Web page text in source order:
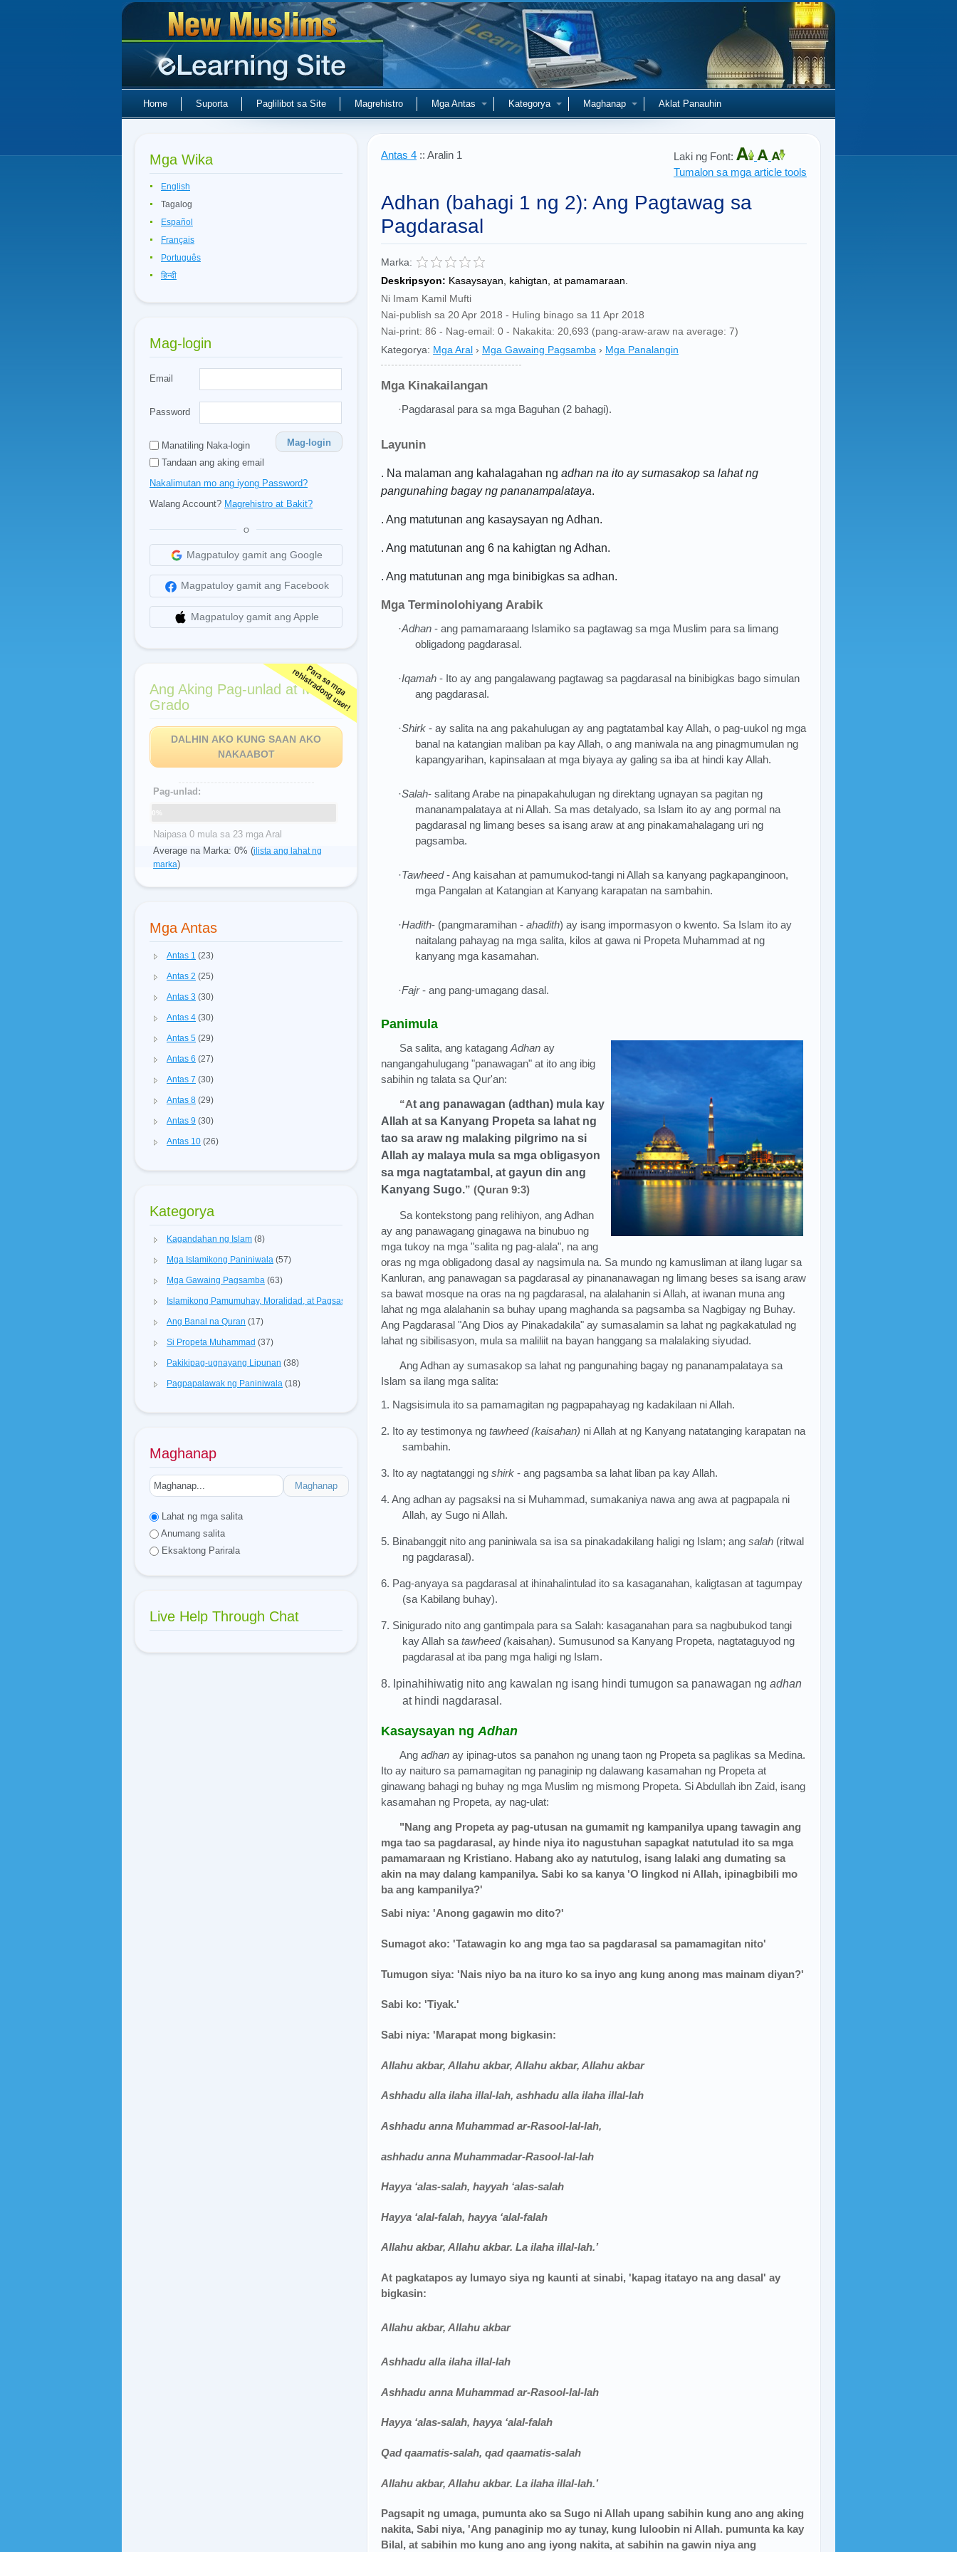
Home Suporta Paglilibot sa Site Magrehistro Mga Antas Kategorya Maghanap Aklat Panauhin
Mga Wika
English
Tagalog
Español
Français
Português
हिन्दी
Mag-login
Email
Password
Manatiling Naka-login
Mag-login
Tandaan ang aking email
Nakalimutan mo ang iyong Password?
Walang Account? Magrehistro at Bakit?
O
Magpatuloy gamit ang Google
Magpatuloy gamit ang Facebook
Magpatuloy gamit ang Apple
Ang Aking Pag-unlad at Mga
Grado
DALHIN AKO KUNG SAAN AKO
NAKAABOT
Pag-unlad:
0%
Naipasa 0 mula sa 23 mga Aral
Average na Marka: 0% (ilista ang lahat ng
marka)
Mga Antas
Antas 1 (23)
Antas 2 (25)
Antas 3 (30)
Antas 4 (30)
Antas 5 (29)
Antas 6 (27)
Antas 7 (30)
Antas 8 (29)
Antas 9 (30)
Antas 10 (26)
Kategorya
Kagandahan ng Islam (8)
Mga Islamikong Paniniwala (57)
Mga Gawaing Pagsamba (63)
Islamikong Pamumuhay, Moralidad, at Pagsasagawa (48)
Ang Banal na Quran (17)
Si Propeta Muhammad (37)
Pakikipag-ugnayang Lipunan (38)
Pagpapalawak ng Paniniwala (18)
Maghanap
Maghanap
Lahat ng mga salita
Anumang salita
Eksaktong Parirala
Live Help Through Chat
Antas 4 :: Aralin 1
Laki ng Font:
Tumalon sa mga article tools
Adhan (bahagi 1 ng 2): Ang Pagtawag sa
Pagdarasal
Marka:
Deskripsyon: Kasaysayan, kahigtan, at pamamaraan.
Ni Imam Kamil Mufti
Nai-publish sa 20 Apr 2018 - Huling binago sa 11 Apr 2018
Nai-print: 86 - Nag-email: 0 - Nakakita: 20,693 (pang-araw-araw na average: 7)
Kategorya: Mga Aral › Mga Gawaing Pagsamba › Mga Panalangin
Mga Kinakailangan
·Pagdarasal para sa mga Baguhan (2 bahagi).
Layunin
. Na malaman ang kahalagahan ng adhan na ito ay sumasakop sa lahat ng
pangunahing bagay ng pananampalataya.
. Ang matutunan ang kasaysayan ng Adhan.
. Ang matutunan ang 6 na kahigtan ng Adhan.
. Ang matutunan ang mga binibigkas sa adhan.
Mga Terminolohiyang Arabik
·Adhan - ang pamamaraang Islamiko sa pagtawag sa mga Muslim para sa limang
obligadong pagdarasal.
·Iqamah - Ito ay ang pangalawang pagtawag sa pagdarasal na binibigkas bago simulan
ang pagdarasal.
·Shirk - ay salita na ang pakahulugan ay ang pagtatambal kay Allah, o pag-uukol ng mga
banal na katangian maliban pa kay Allah, o ang maniwala na ang pinagmumulan ng
kapangyarihan, kapinsalaan at mga biyaya ay galing sa iba at hindi kay Allah.
·Salah- salitang Arabe na pinapakahulugan ng direktang ugnayan sa pagitan ng
mananampalataya at ni Allah. Sa mas detalyado, sa Islam ito ay ang pormal na
pagdarasal ng limang beses sa isang araw at ang pinakamahalagang uri ng
pagsamba.
·Tawheed- Ang kaisahan at pamumukod-tangi ni Allah sa kanyang pagkapanginoon,
mga Pangalan at Katangian at Kanyang karapatan na sambahin.
·Hadith- (pangmaramihan - ahadith) ay isang impormasyon o kwento. Sa Islam ito ay
naitalang pahayag na mga salita, kilos at gawa ni Propeta Muhammad at ng
kanyang mga kasamahan.
·Fajr- ang pang-umagang dasal.
Panimula
Sa salita, ang katagangAdhan ay
nangangahulugang "panawagan" at ito ang ibig
sabihin ng talata sa Qur'an:
“At ang panawagan (adthan) mula kay
Allah at sa Kanyang Propeta sa lahat ng
tao sa araw ng malaking pilgrimo na si
Allah ay malaya mula sa mga obligasyon
sa mga nagtatambal, at gayun din ang
Kanyang Sugo.” (Quran 9:3)
Sa kontekstong pang relihiyon, ang Adhan
ay ang panawagang ginagawa na binubuo ng
mga tukoy na mga "salita ng pag-alala", na ang
oras ng mga obligadong dasal ay nagsimula na. Sa mundo ng kamusliman at ilang lugar sa
Kanluran, ang panawagan sa pagdarasal ay pinananawagan ng limang beses sa isang araw
sa bawat mosque na oras na ng pagdarasal, na alalahanin si Allah, at iwanan muna ang
lahat ng mga alalahanin sa buhay upang maghanda sa pagsamba sa Nagbigay ng Buhay.
Ang Pagdarasal "Ang Dios ay Pinakadakila" ay sumasalamin sa lahat ng pagkakatulad ng
lahat ng sibilisasyon, mula sa maliliit na bayan hanggang sa malalaking siyudad.
Ang Adhan ay sumasakop sa lahat ng pangunahing bagay ng pananampalataya sa
Islam sa ilang mga salita:
1. Nagsisimula ito sa pamamagitan ng pagpapahayag ng kadakilaan ni Allah.
2. Ito ay testimonya ng tawheed (kaisahan) ni Allah at ng Kanyang natatanging karapatan na
sambahin.
3. Ito ay nagtatanggi ng shirk - ang pagsamba sa lahat liban pa kay Allah.
4. Ang adhan ay pagsaksi na si Muhammad, sumakaniya nawa ang awa at pagpapala ni
Allah, ay Sugo ni Allah.
5. Binabanggit nito ang paniniwala sa isa sa pinakadakilang haligi ng Islam; ang salah (ritwal
ng pagdarasal).
6. Pag-anyaya sa pagdarasal at ihinahalintulad ito sa kasaganahan, kaligtasan at tagumpay
(sa Kabilang buhay).
7. Sinigurado nito ang gantimpala para sa Salah: kasaganahan para sa nagbubukod tangi
kay Allah satawheed (kaisahan). Sumusunod sa Kanyang Propeta, nagtataguyod ng
pagdarasal at iba pang mga haligi ng Islam.
8. Ipinahihiwatig nito ang kawalan ng isang hindi tumugon sa panawagan ng adhan
at hindi nagdarasal.
Kasaysayan ngAdhan
Angadhan ay ipinag-utos sa panahon ng unang taon ng Propeta sa paglikas sa Medina.
Ito ay naituro sa pamamagitan ng panaginip ng dalawang kasamahan ng Propeta at
ginawang bahagi ng buhay ng mga Muslim ng mismong Propeta. Si Abdullah ibn Zaid, isang
kasamahan ng Propeta, ay nag-ulat:
"Nang ang Propeta ay pag-utusan na gumamit ng kampanilya upang tawagin ang
mga tao sa pagdarasal, ay hinde niya ito nagustuhan sapagkat natutulad ito sa mga
pamamaraan ng Kristiano. Habang ako ay natutulog, isang lalaki ang dumating sa
akin na may dalang kampanilya. Sabi ko sa kanya 'O lingkod ni Allah, ipinagbibili mo
ba ang kampanilya?'
Sabi niya: 'Anong gagawin mo dito?'
Sumagot ako: 'Tatawagin ko ang mga tao sa pagdarasal sa pamamagitan nito'
Tumugon siya: 'Nais niyo ba na ituro ko sa inyo ang kung anong mas mainam diyan?'
Sabi ko: 'Tiyak.'
Sabi niya: 'Marapat mong bigkasin:
Allahu akbar, Allahu akbar, Allahu akbar, Allahu akbar
Ashhadu alla ilaha illal-lah, ashhadu alla ilaha illal-lah
Ashhadu anna Muhammad ar-Rasool-lal-lah,
ashhadu anna Muhammadar-Rasool-lal-lah
Hayya ‘alas-salah, hayyah ‘alas-salah
Hayya ‘alal-falah, hayya ‘alal-falah
Allahu akbar, Allahu akbar. La ilaha illal-lah.’
At pagkatapos ay lumayo siya ng kaunti at sinabi, 'kapag itatayo na ang dasal' ay
bigkasin:
Allahu akbar, Allahu akbar
Ashhadu alla ilaha illal-lah
Ashhadu anna Muhammad ar-Rasool-lal-lah
Hayya ‘alas-salah, hayya ‘alal-falah
Qad qaamatis-salah, qad qaamatis-salah
Allahu akbar, Allahu akbar. La ilaha illal-lah.’
Pagsapit ng umaga, pumunta ako sa Sugo ni Allah upang sabihin kung ano ang aking
nakita, Sabi niya, 'Ang panaginip mo ay tunay, kung luloobin ni Allah. pumunta ka kay
Bilal, at sabihin mo kung ano ang iyong nakita, at sabihin na gawin niya ang